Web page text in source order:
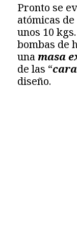
Pronto se
atómicas de
unos 10
bombas de
unamasa
de las “
diseño.